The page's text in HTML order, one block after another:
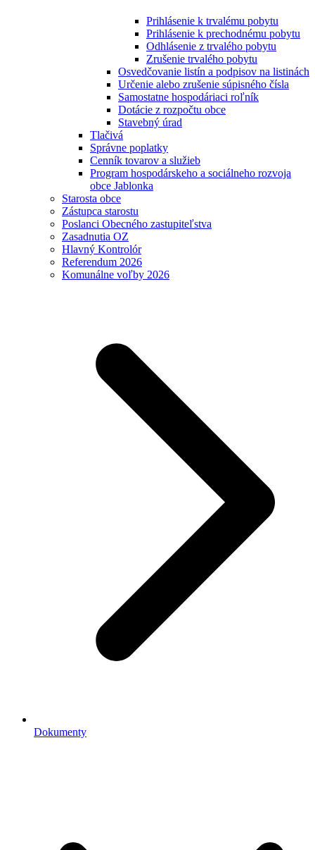
Prihlásenie k trvalému pobytu
Prihlásenie k prechodnému pobytu
Odhlásenie z trvalého pobytu
Zrušenie trvalého pobytu
Osvedčovanie listín a podpisov na listinách
Určenie alebo zrušenie súpisného čísla
Samostatne hospodáriaci roľník
Dotácie z rozpočtu obce
Stavebný úrad
Tlačivá
Správne poplatky
Cenník tovarov a služieb
Program hospodárskeho a sociálneho rozvoja
obce Jablonka
Starosta obce
Zástupca starostu
Poslanci Obecného zastupiteľstva
Zasadnutia OZ
Hlavný Kontrolór
Referendum 2026
Komunálne voľby 2026
Dokumenty